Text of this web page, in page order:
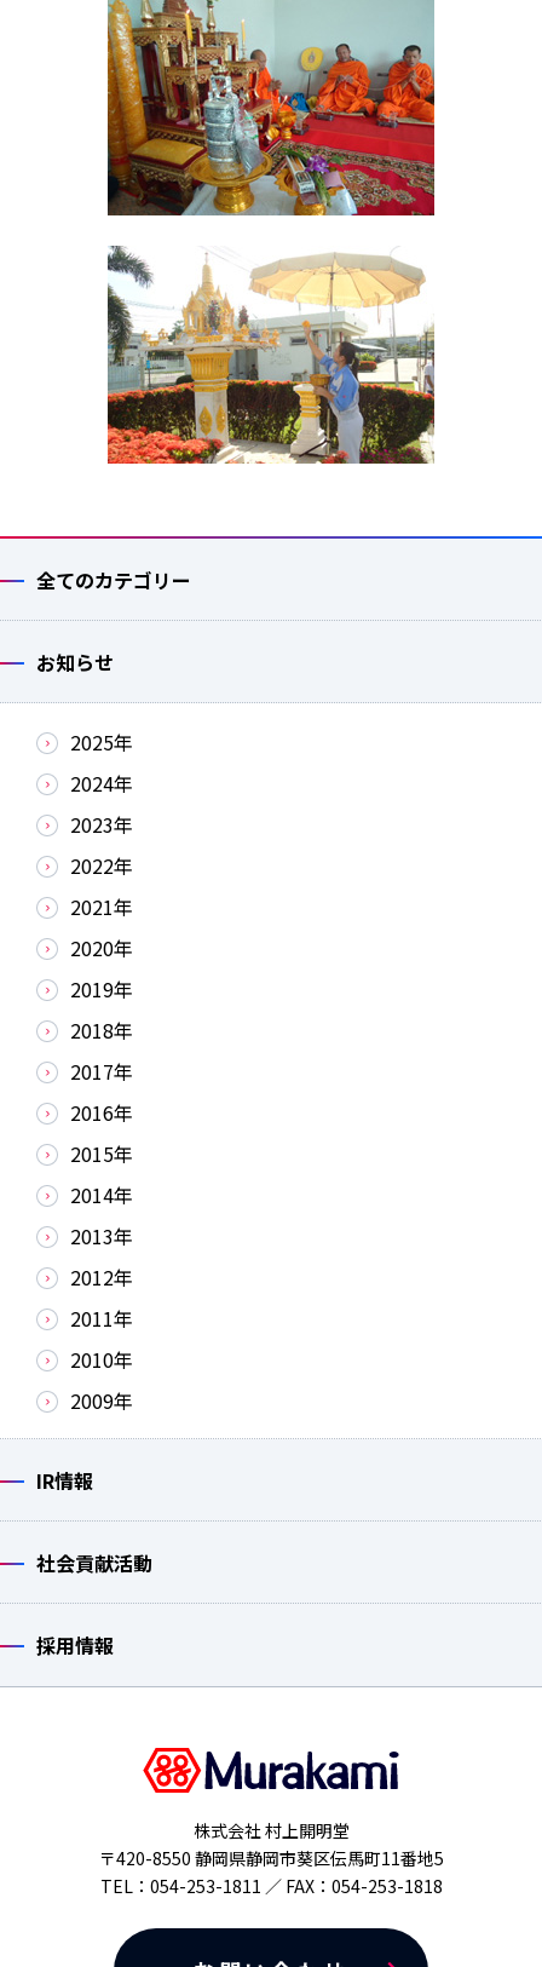
全てのカテゴリー
お知らせ
2025年
2024年
2023年
2022年
2021年
2020年
2019年
2018年
2017年
2016年
2015年
2014年
2013年
2012年
2011年
2010年
2009年
IR情報
社会貢献活動
採用情報
株式会社 村上開明堂
〒420-8550 静岡県静岡市葵区伝馬町11番地5
TEL：054-253-1811 ／ FAX：054-253-1818